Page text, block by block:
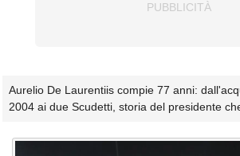
Aurelio De Laurentiis compie 77 anni:
2004 ai due Scudetti, storia del presidente